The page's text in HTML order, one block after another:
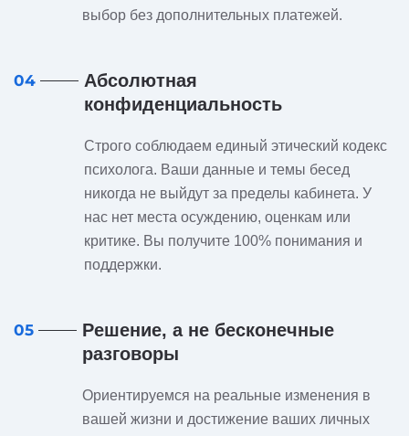
выбор без дополнительных платежей.
04
Абсолютная
конфиденциальность
Строго соблюдаем единый этический кодекс
психолога. Ваши данные и темы бесед
никогда не выйдут за пределы кабинета. У
нас нет места осуждению, оценкам или
критике. Вы получите 100% понимания и
поддержки.
05
Решение, а не бесконечные
разговоры
Ориентируемся на реальные изменения в
вашей жизни и достижение ваших личных